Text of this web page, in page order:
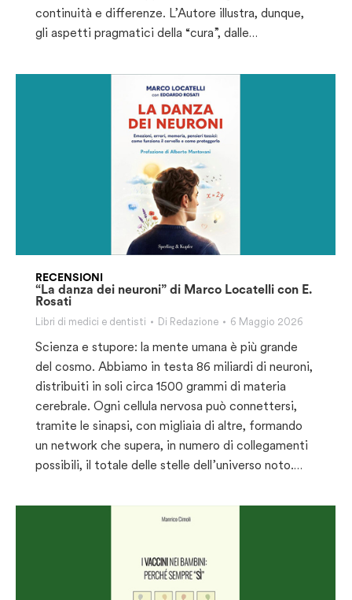
continuità e differenze. L’Autore illustra, dunque,
gli aspetti pragmatici della “cura”, dalle…
RECENSIONI
“La danza dei neuroni” di Marco Locatelli con E.
Rosati
Libri di medici e dentisti Di Redazione 6 Maggio 2026
Scienza e stupore: la mente umana è più grande
del cosmo. Abbiamo in testa 86 miliardi di neuroni,
distribuiti in soli circa 1500 grammi di materia
cerebrale. Ogni cellula nervosa può connettersi,
tramite le sinapsi, con migliaia di altre, formando
un network che supera, in numero di collegamenti
possibili, il totale delle stelle dell’universo noto.…